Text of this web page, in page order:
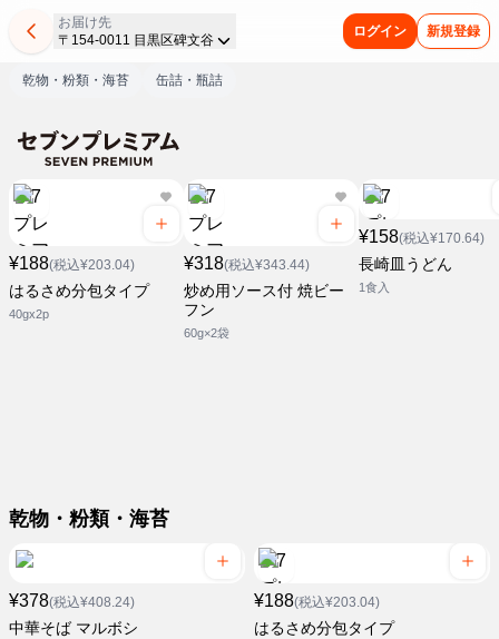
お届け先
〒154-0011 目黒区碑文谷
ログイン 新規登録
乾物・粉類・海苔 缶詰・瓶詰
¥188(税込¥203.04)
はるさめ分包タイプ
40gx2p
¥318(税込¥343.44)
炒め用ソース付 焼ビー
フン
60g×2袋
¥158(税込¥170.64)
長崎皿うどん
1食入
乾物・粉類・海苔
¥378(税込¥408.24)
中華そば マルボシ
¥188(税込¥203.04)
はるさめ分包タイプ